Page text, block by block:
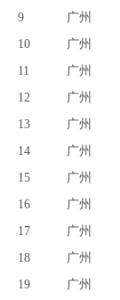
9
广州
10
广州
11
广州
12
广州
13
广州
14
广州
15
广州
16
广州
17
广州
18
广州
19
广州